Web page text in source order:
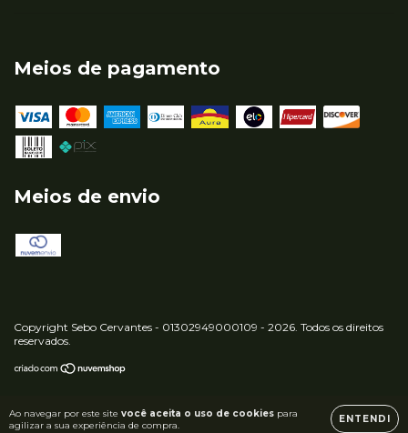
Ao navegar por este site você aceita o uso de cookies para
agilizar a sua experiência de compra.
ENTENDI
Meios de pagamento
Meios de envio
Copyright Sebo Cervantes - 01302949000109 - 2026. Todos os direitos
reservados.